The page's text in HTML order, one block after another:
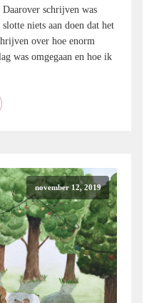
schrijven was
niets aan doen dat het
over hoe enorm
was omgegaan en hoe ik
november 12, 2019